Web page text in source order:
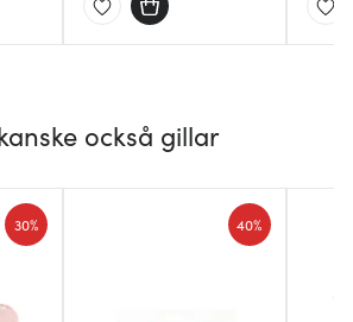
också gillar
30% 40%